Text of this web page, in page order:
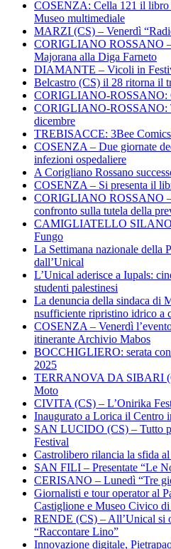
COSENZA: Cella 121 il libro
Museo multimediale
MARZI (CS) – Venerdì
CORIGLIANO ROSSANO
Majorana alla Diga Farneto
DIAMANTE – Vicoli in
Belcastro (CS) il 28 ritorna il
CORIGLIANO-ROSSANO:
CORIGLIANO-ROSSANO:
dicembre
TREBISACCE: 3Bee
COSENZA – Due giornate
infezioni ospedaliere
A Corigliano Rossano
COSENZA – Si presenta il
CORIGLIANO ROSSANO –
confronto sulla tutela della
CAMIGLIATELLO SILANO
Fungo
La Settimana nazionale della
dall’Unical
L’Unical aderisce a Iupals:
studenti palestinesi
La denuncia della sindaca di
nsufficiente ripristino idrico a
COSENZA – Venerdì
itinerante Archivio Mabos
BOCCHIGLIERO: serata
2025
TERRANOVA DA SIBARI
Moto
CIVITA (CS) – L’Onirika
Inaugurato a Lorica il Centro
SAN LUCIDO (CS) – Tutto
Festival
Castrolibero rilancia la sfida
SAN FILI – Presentate “Le
CERISANO – Lunedì “Tre
Giornalisti e tour operator al
Castiglione e Museo Civico
RENDE (CS) – All’Unical si
“Raccontare Lino”
Innovazione digitale,